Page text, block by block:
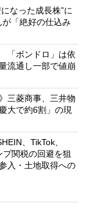
なった成長株”に
「絶好の仕込み
「ボンドロ」は依
流通し一部で値崩
三菱商事、三井物
大で約6割」の現
、TikTok、
関税の回避を狙
入・土地取得への